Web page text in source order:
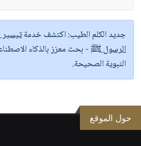
جديد الكلم الطيب:اكتشف خدمة
الرسول ﷺ - بحث معزز بالذكاء
النبوية الصحيحة.
حول الموقع